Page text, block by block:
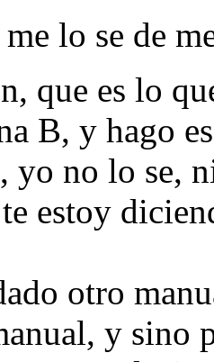
lo se de
que es lo
B, y hago
yo no lo se,
estoy
otro
y sino